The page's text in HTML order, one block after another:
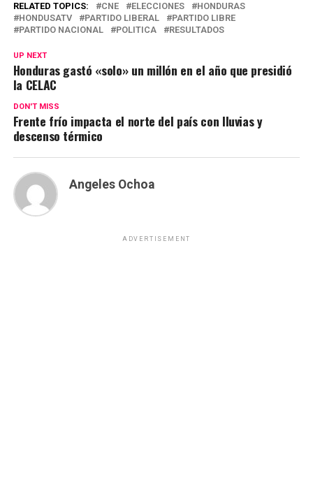
RELATED TOPICS: CNE ELECCIONES
HONDURAS
HONDUSATV
PARTIDO LIBERAL
PARTIDO LIBRE
PARTIDO NACIONAL
POLITICA RESULTADOS
UP NEXT
Honduras gastó «solo» un millón en el año que presidió
la CELAC
DON'T MISS
Frente frío impacta el norte del país con lluvias y
descenso térmico
Angeles Ochoa
ADVERTISEMENT